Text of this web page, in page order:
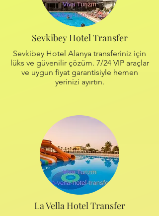
Sevkibey Hotel Transfer
Sevkibey Hotel Alanya transferiniz için
lüks ve güvenilir çözüm. 7/24 VIP araçlar
ve uygun fiyat garantisiyle hemen
yerinizi ayırtın.
La Vella Hotel Transfer